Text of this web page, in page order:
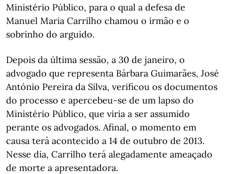
Ministério Público, para o qual a defesa de
Manuel Maria Carrilho chamou o irmão e o
sobrinho do arguido.
Depois da última sessão, a 30 de janeiro, o
advogado que representa Bárbara Guimarães, José
António Pereira da Silva, verificou os documentos
do processo e apercebeu-se de um lapso do
Ministério Público, que viria a ser assumido
perante os advogados. Afinal, o momento em
causa terá acontecido a 14 de outubro de 2013.
Nesse dia, Carrilho terá alegadamente ameaçado
de morte a apresentadora.